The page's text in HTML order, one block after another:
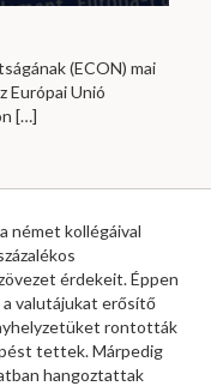
(ECON) mai
Európai Unió
[…]
német kollégáival
érdekeit. Éppen
valutájukat erősítő
rontották
tettek. Márpedig
hangoztattak